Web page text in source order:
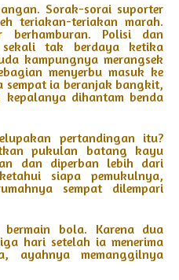
Sorak-sorai suporter
teriakan-teriakan marah.
berhamburan. Polisi dan
sekali tak berdaya ketika
kampungnya merangsek
menyerbu masuk ke
sempat ia beranjak bangkit,
dihantam benda
pertandingan itu?
pukulan batang kayu
dan diperban lebih dari
siapa pemukulnya,
sempat dilempari
bola. Karena dua
hari setelah ia menerima
ayahnya memanggilnya